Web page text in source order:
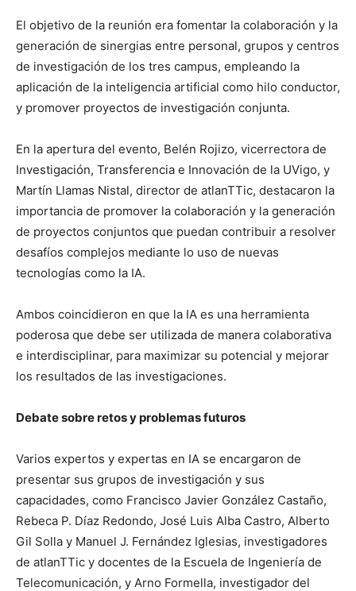
El objetivo de la reunión era fomentar la colaboración y la
generación de sinergias entre personal, grupos y centros
de investigación de los tres campus, empleando la
aplicación de la inteligencia artificial como hilo conductor,
y promover proyectos de investigación conjunta.
En la apertura del evento, Belén Rojizo, vicerrectora de
Investigación, Transferencia e Innovación de la UVigo, y
Martín Llamas Nistal, director de atlanTTic, destacaron la
importancia de promover la colaboración y la generación
de proyectos conjuntos que puedan contribuir a resolver
desafíos complejos mediante lo uso de nuevas
tecnologías como la IA.
Ambos coincidieron en que la IA es una herramienta
poderosa que debe ser utilizada de manera colaborativa
e interdisciplinar, para maximizar su potencial y mejorar
los resultados de las investigaciones.
Debate sobre retos y problemas futuros
Varios expertos y expertas en IA se encargaron de
presentar sus grupos de investigación y sus
capacidades, como Francisco Javier González Castaño,
Rebeca P. Díaz Redondo, José Luis Alba Castro, Alberto
Gil Solla y Manuel J. Fernández Iglesias, investigadores
de atlanTTic y docentes de la Escuela de Ingeniería de
Telecomunicación, y Arno Formella, investigador del